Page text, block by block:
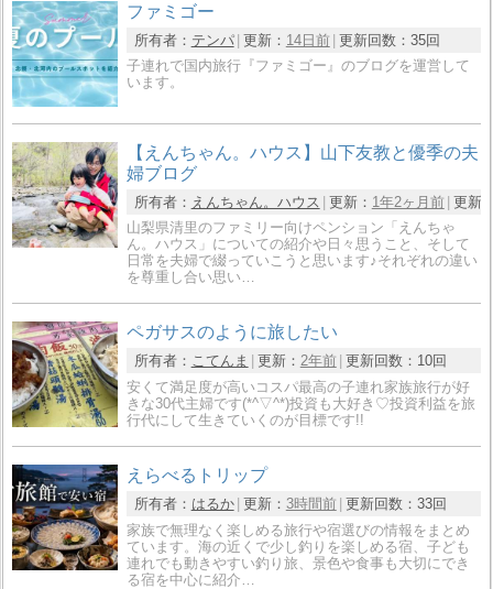
ファミゴー
所有者： テンパ 更新： 14日前 更新回数： 35回
子連れで国内旅行『ファミゴー』のブログを運営して
います。
【えんちゃん。ハウス】山下友教と優季の夫
婦ブログ
所有者： えんちゃん。ハウス 更新： 1年2ヶ月前 更新
山梨県清里のファミリー向けペンション「えんちゃ
ん。ハウス」についての紹介や日々思うこと、そして
日常を夫婦で綴っていこうと思います♪それぞれの違い
を尊重し合い思い…
ペガサスのように旅したい
所有者： こてんま 更新： 2年前 更新回数： 10回
安くて満足度が高いコスパ最高の子連れ家族旅行が好
きな30代主婦です(*^▽^*)投資も大好き♡投資利益を旅
行代にして生きていくのが目標です!!
えらべるトリップ
所有者： はるか 更新： 3時間前 更新回数： 33回
家族で無理なく楽しめる旅行や宿選びの情報をまとめ
ています。海の近くで少し釣りを楽しめる宿、子ども
連れでも動きやすい釣り旅、景色や食事も大切にでき
る宿を中心に紹介…